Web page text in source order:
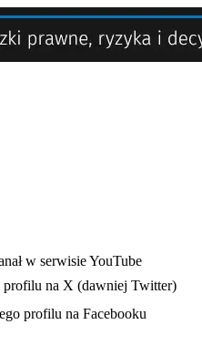
karcie
w serwisie YouTube
profilu na X (dawniej Twitter)
karcie
profilu na Facebooku